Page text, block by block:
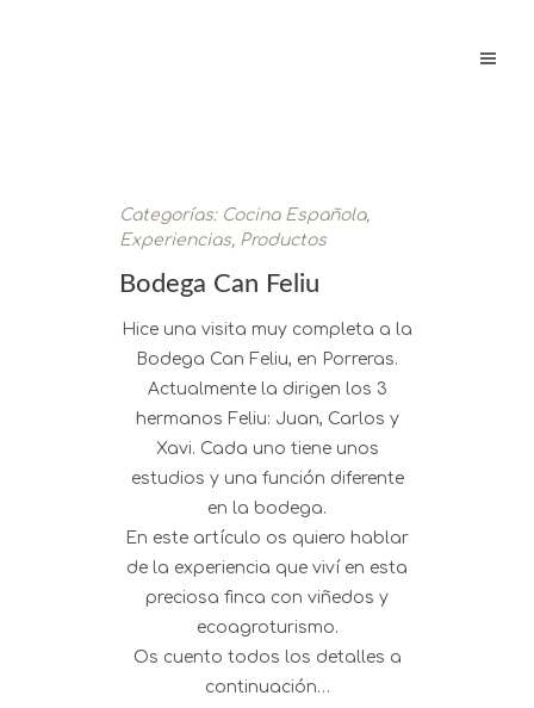
Categorías: Cocina Española,
Experiencias, Productos
Bodega Can Feliu
Hice una visita muy completa a la
Bodega Can Feliu, en Porreras.
Actualmente la dirigen los 3
hermanos Feliu: Juan, Carlos y
Xavi. Cada uno tiene unos
estudios y una función diferente
en la bodega.
En este artículo os quiero hablar
de la experiencia que viví en esta
preciosa finca con viñedos y
ecoagroturismo.
Os cuento todos los detalles a
continuación…